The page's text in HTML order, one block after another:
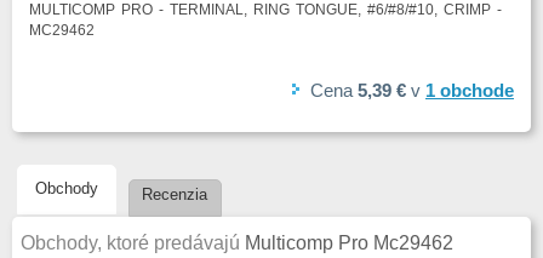
MULTICOMP PRO - TERMINAL, RING TONGUE, #6/#8/#10, CRIMP -
MC29462
Cena 5,39 € v 1 obchode
Obchody Recenzia
Obchody, ktoré predávajú Multicomp Pro Mc29462